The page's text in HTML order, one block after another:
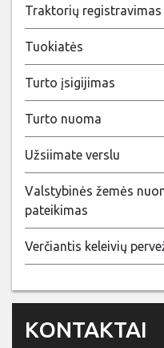
Traktorių registravimas
Tuokiatės
Turto įsigijimas
Turto nuoma
Užsiimate verslu
Valstybinės žemės
pateikimas
Verčiantis keleivių
KONTAKTAI